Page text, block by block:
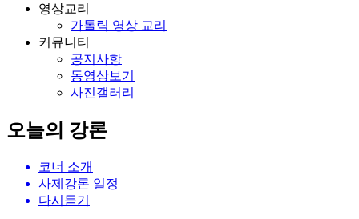
영상교리
가톨릭 영상 교리
커뮤니티
공지사항
동영상보기
사진갤러리
오늘의 강론
코너 소개
사제강론 일정
다시듣기